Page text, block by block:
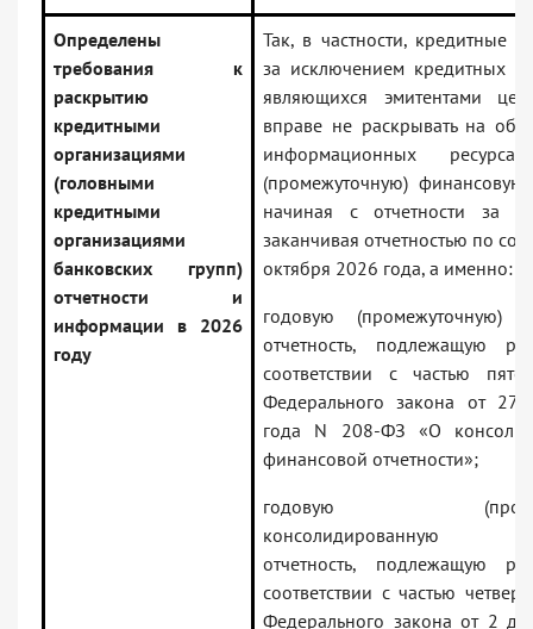
Определены
требования к
раскрытию
кредитными
организациями
(головными
кредитными
организациями
банковских групп)
отчетности и
информации в 2026
году
Так, в частности, кредитные
за исключением кредитных
являющихся эмитентами
вправе не раскрывать на
информационных
(промежуточную) финансовую
начиная с отчетности за
заканчивая отчетностью по
октября 2026 года, а именно:
годовую (промежуточную)
отчетность, подлежащую
соответствии с частью
Федерального закона от
года N 208-ФЗ «О
финансовой отчетности»;
годовую
консолидированную
отчетность, подлежащую
соответствии с частью
Федерального закона от 2